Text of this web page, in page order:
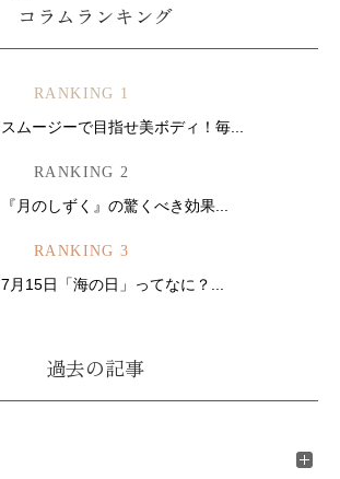
コラムランキング
RANKING 1
スムージーで目指せ美ボディ！毎...
RANKING 2
『月のしずく』の驚くべき効果...
RANKING 3
7月15日「海の日」ってなに？...
過去の記事